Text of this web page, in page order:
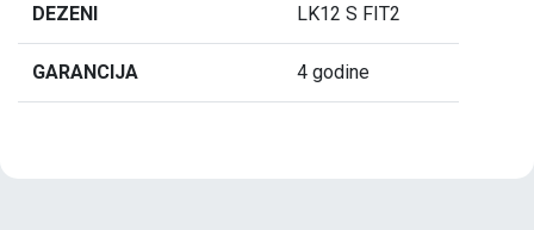
DEZENI LK12 S FIT2
GARANCIJA 4 godine